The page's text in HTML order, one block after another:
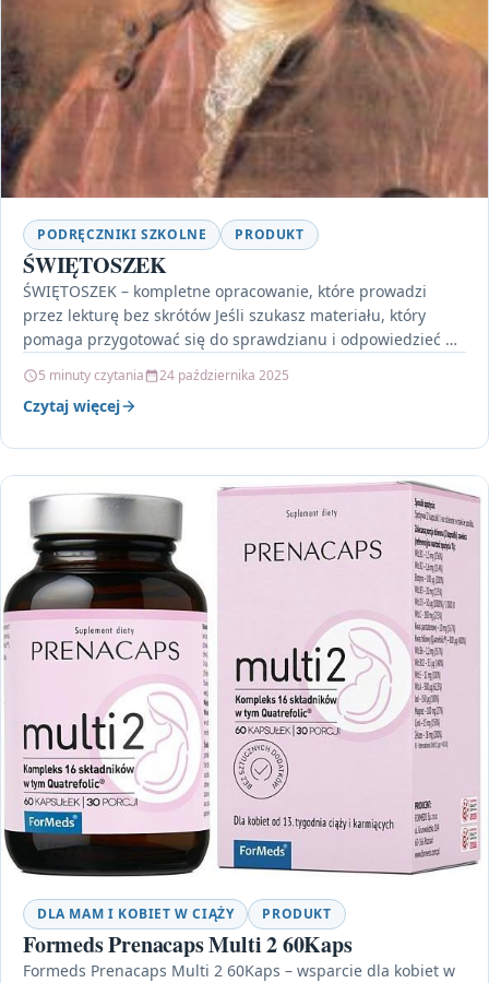
PODRĘCZNIKI SZKOLNE PRODUKT
ŚWIĘTOSZEK
ŚWIĘTOSZEK – kompletne opracowanie, które prowadzi
przez lekturę bez skrótów Jeśli szukasz materiału, który
pomaga przygotować się do sprawdzianu i odpowiedzieć na
5 minuty czytania 24 października 2025
Czytaj więcej
DLA MAM I KOBIET W CIĄŻY PRODUKT
Formeds Prenacaps Multi 2 60Kaps
Formeds Prenacaps Multi 2 60Kaps – wsparcie dla kobiet w